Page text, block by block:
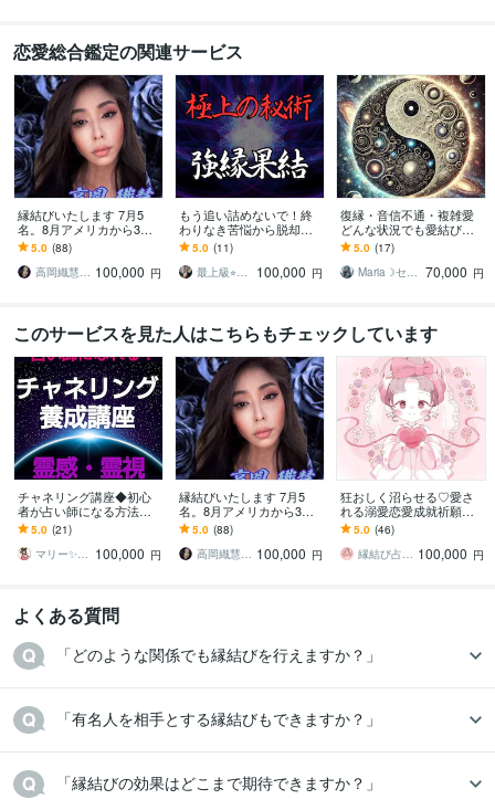
恋愛総合鑑定の関連サービス
縁結びいたします 7月5
名。8月アメリカから3
名。好きな方に深く愛さ
れたい方に
5.0 (88)
高岡織慧 おりえ✨ 100,000 円
もう追い詰めないで！終
わりなき苦悩から脱却し
ます 【魂・命を削る秘
術】あらゆる願望を叶え
るきっかけを創ります
5.0 (11)
最上級⭐︎呪術代行 呪吏師 霧島稔
100,000 円
復縁・音信不通・複雑愛
どんな状況でも愛結びま
す ままならない辛い現
状、停滞を打破して希望
を叶える愛の禁術
5.0 (17)
Maria☽セレスティアルマスター 70,000 円
このサービスを見た人はこちらもチェックしています
チャネリング講座◆初心
者が占い師になる方法教
えます エネルギー伝授◆
すぐに占い師としてデビ
ューできます☆ミ
5.0 (21)
マリー✨霊感霊視占い✨気持ち、復縁、複雑 100,000 円
縁結びいたします 7月5
名。8月アメリカから3
名。好きな方に深く愛さ
れたい方に
5.0 (88)
高岡織慧 おりえ✨ 100,000 円
狂おしく沼らせる♡愛さ
れる溺愛恋愛成就祈願し
ます 音信不通、ブロック
等、障害が多すぎて苦し
い恋をお助けします♡
5.0 (46)
縁結び占い師♡ぼつ美 100,000 円
よくある質問
「どのような関係でも縁結びを行えますか？」
「有名人を相手とする縁結びもできますか？」
「縁結びの効果はどこまで期待できますか？」